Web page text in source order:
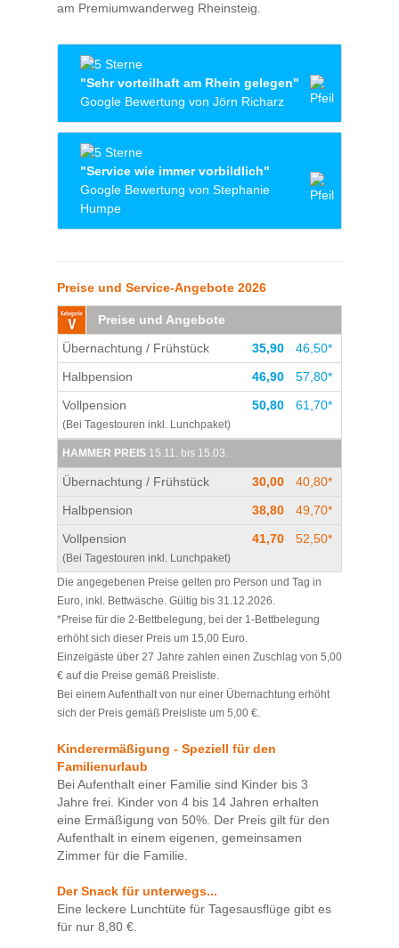
am Premiumwanderweg Rheinsteig.
"Sehr vorteilhaft am Rhein gelegen"
Google Bewertung von Jörn Richarz
Von den vielen guten Jugendherbergen in
Rheinland-Pfalz ist Leutesdorf für uns die
beste. Sie ist gut gelegen, direkt am Rhein.
Die Zimmer sind geräumig und sehr gut
ausgestattet. Gewöhnlich ist es sehr sauber.
Die Lage ist sehr vorteilhaft, um in alle
Richtungen etwas unternehmen zu können.
"Service wie immer vorbildlich"
Google Bewertung von Stephanie
Humpe
Leutesdorf und sind wieder begeistert.
Zimmer, Service, Essen, Freundlichkeit der
Mitarbeiter an der Rezeption waren
vorbildlich.
Preise und Service-Angebote 2026
Preise und Angebote
Übernachtung / Frühstück
35,90
46,50*
Halbpension
46,90
57,80*
Vollpension
(Bei Tagestouren inkl. Lunchpaket)
50,80 61,70*
HAMMER PREIS 15.11. bis 15.03.
Übernachtung / Frühstück 30,00
40,80*
Halbpension
38,80
49,70*
Vollpension
(Bei Tagestouren inkl. Lunchpaket)
41,70 52,50*
Die angegebenen Preise gelten pro Person und Tag in
Euro, inkl. Bettwäsche. Gültig bis 31.12.2026.
*Preise für die 2-Bettbelegung, bei der 1-Bettbelegung
erhöht sich dieser Preis um 15,00 Euro.
Einzelgäste über 27 Jahre zahlen einen Zuschlag von 5,00
€ auf die Preise gemäß Preisliste.
Bei einem Aufenthalt von nur einer Übernachtung erhöht
sich der Preis gemäß Preisliste um 5,00 €.
Kinderermäßigung - Speziell für den
Familienurlaub
Bei Aufenthalt einer Familie sind Kinder bis 3
Jahre frei. Kinder von 4 bis 14 Jahren erhalten
eine Ermäßigung von 50%. Der Preis gilt für den
Aufenthalt in einem eigenen, gemeinsamen
Zimmer für die Familie.
Der Snack für unterwegs...
Eine leckere Lunchtüte für Tagesausflüge gibt es
für nur 8,80 €.